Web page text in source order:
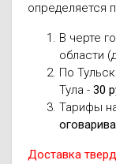
определяется
В черте
области
По
Тула - 30
Тарифы
Доставка